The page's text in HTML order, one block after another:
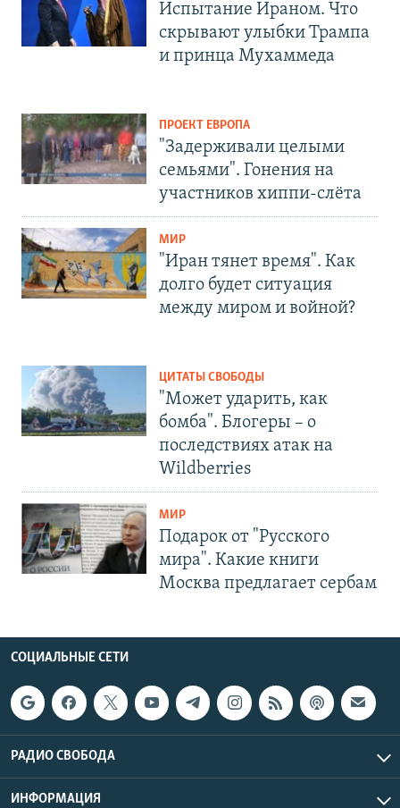
Испытание Ираном. Что
скрывают улыбки Трампа
и принца Мухаммеда
ПРОЕКТ ЕВРОПА
"Задерживали целыми
семьями". Гонения на
участников хиппи-слёта
МИР
"Иран тянет время". Как
долго будет ситуация
между миром и войной?
ЦИТАТЫ СВОБОДЫ
"Может ударить, как
бомба". Блогеры – о
последствиях атак на
Wildberries
МИР
Подарок от "Русского
мира". Какие книги
Москва предлагает сербам
СОЦИАЛЬНЫЕ СЕТИ
РАДИО СВОБОДА
ИНФОРМАЦИЯ